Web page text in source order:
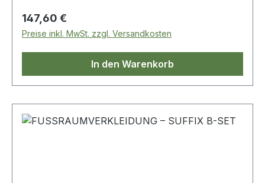
Regulärer Preis:
147,60 €
Preise inkl. MwSt. zzgl. Versandkosten
In den Warenkorb